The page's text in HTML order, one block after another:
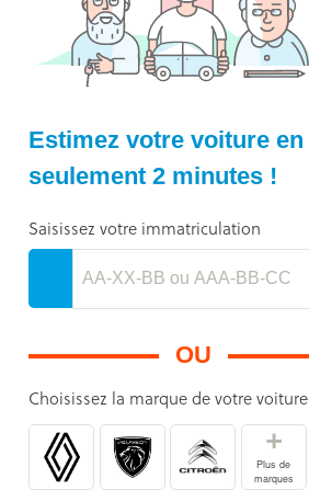
Estimez votre voiture en
seulement 2 minutes !
Saisissez votre immatriculation
OU
Choisissez la marque de votre voiture
+
Plus de
marques